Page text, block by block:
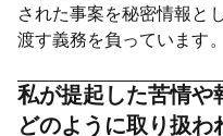
された事案を秘密情報と
渡す義務を負っています
私が提起した苦情や
どのように取り扱わ